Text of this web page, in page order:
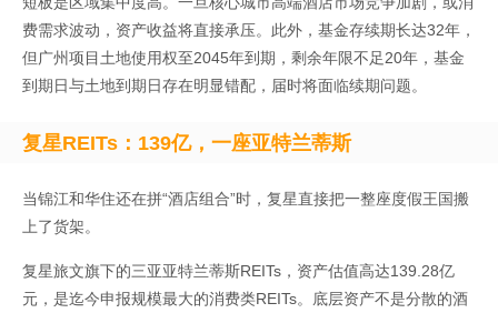
费需求波动，资产收益将直接承压。此外，基金存续期长达32年，
但广州项目土地使用权至2045年到期，剩余年限不足20年，基金
到期日与土地到期日存在明显错配，届时将面临续期问题。
复星REITs：139亿，一座亚特兰蒂斯
当锦江和华住还在拼“酒店组合”时，复星直接把一整座度假王国搬
上了货架。
复星旅文旗下的三亚亚特兰蒂斯REITs，资产估值高达139.28亿
元，是迄今申报规模最大的消费类REITs。底层资产不是分散的酒